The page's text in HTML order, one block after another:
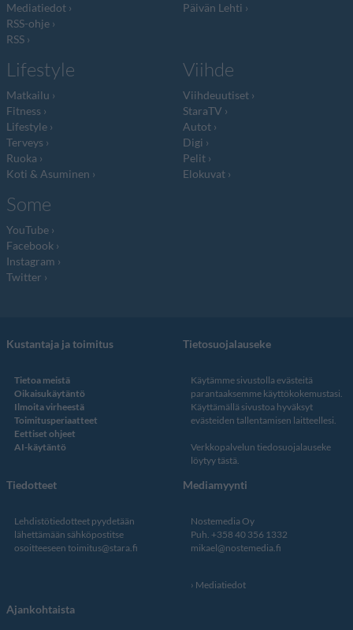
Mediatiedot
RSS-ohje
RSS
Päivän Lehti
Lifestyle
Matkailu
Fitness
Lifestyle
Terveys
Ruoka
Koti & Asuminen
Viihde
Viihdeuutiset
StaraTV
Autot
Digi
Pelit
Elokuvat
Some
YouTube
Facebook
Instagram
Twitter
Kustantaja ja toimitus
Tietoa meistä
Oikaisukäytäntö
Ilmoita virheestä
Toimitusperiaatteet
Eettiset ohjeet
AI-käytäntö
Tietosuojalauseke
Käytämme sivustolla evästeitä
parantaaksemme käyttökokemustasi.
Käyttämällä sivustoa hyväksyt
evästeiden tallentamisen laitteellesi.
Verkkopalvelun tiedosuojalauseke
löytyy tästä.
Tiedotteet
Lehdistötiedotteet pyydetään
lähettämään sähköpostitse
osoitteeseen toimitus@stara.fi
Mediamyynti
Nostemedia Oy
Puh. +358 40 356 1332
mikael@nostemedia.fi
Mediatiedot
Ajankohtaista